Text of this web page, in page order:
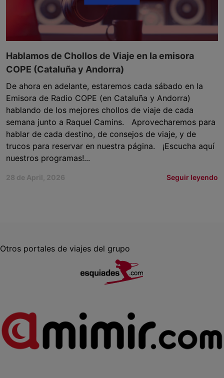
Hablamos de Chollos de Viaje en la emisora
COPE (Cataluña y Andorra)
De ahora en adelante, estaremos cada sábado en la
Emisora de Radio COPE (en Cataluña y Andorra)
hablando de los mejores chollos de viaje de cada
semana junto a Raquel Camins. Aprovecharemos para
hablar de cada destino, de consejos de viaje, y de
trucos para reservar en nuestra página. ¡Escucha aquí
nuestros programas!...
28 de April, 2026 Seguir leyendo
Otros portales de viajes del grupo